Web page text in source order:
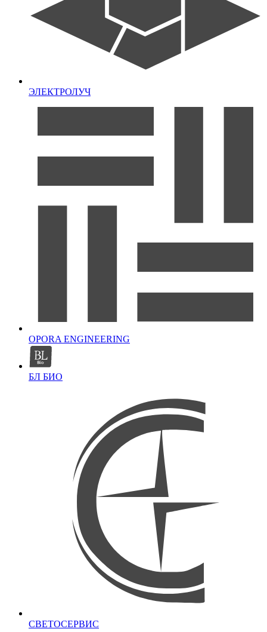
ЭЛЕКТРОЛУЧ
OPORA ENGINEERING
БЛ БИО
СВЕТОСЕРВИС